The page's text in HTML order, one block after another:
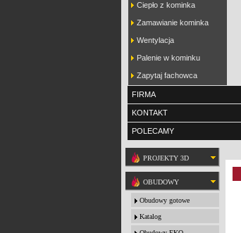
Ciepło z kominka
Zamawianie kominka
Wentylacja
Palenie w kominku
Zapytaj fachowca
FIRMA
KONTAKT
POLECAMY
PROJEKTY 3D
OBUDOWY
Obudowy gotowe
Katalog